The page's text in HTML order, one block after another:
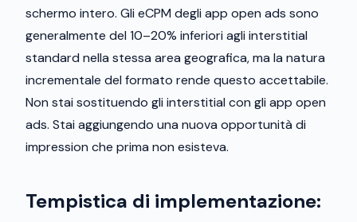
schermo intero. Gli eCPM degli app open ads sono
generalmente del 10–20% inferiori agli interstitial
standard nella stessa area geografica, ma la natura
incrementale del formato rende questo accettabile.
Non stai sostituendo gli interstitial con gli app open
ads. Stai aggiungendo una nuova opportunità di
impression che prima non esisteva.
Tempistica di implementazione: